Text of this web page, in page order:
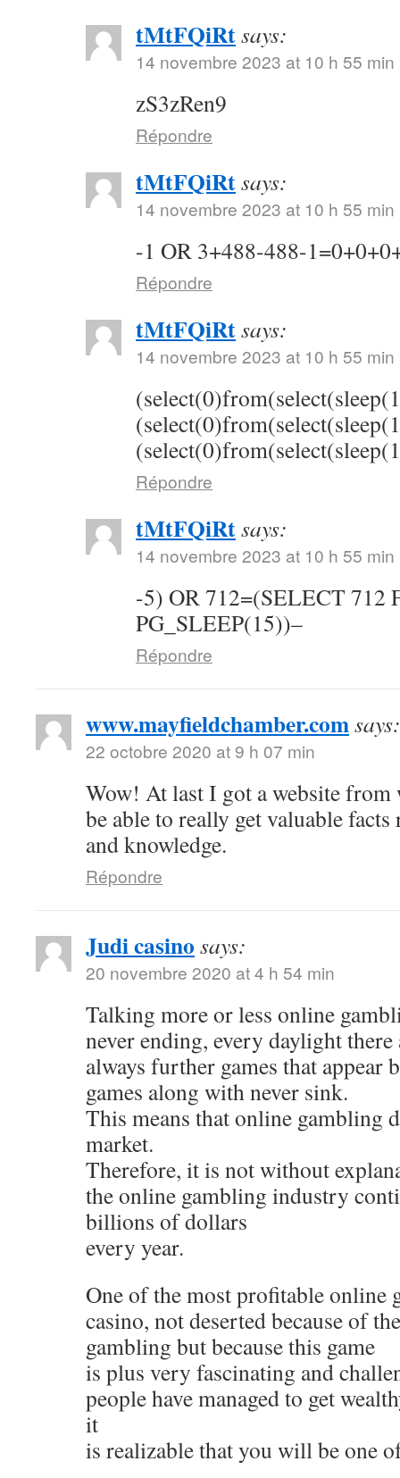
tMtFQiRtsays:
14 novembre 2023 at 10 h 55 min
zS3zRen9
Répondre
tMtFQiRtsays:
14 novembre 2023 at 10 h 55 min
-1 OR 3+488-488-
Répondre
tMtFQiRtsays:
14 novembre 2023 at 10 h 55 min
Répondre
tMtFQiRtsays:
14 novembre 2023 at 10 h 55 min
-5) OR 712=(SELECT 712
PG_SLEEP(15))–
Répondre
www.mayfieldchamber.comsays:
22 octobre 2020 at 9 h 07 min
Wow! At last I got a website from
be able to really get valuable
and knowledge.
Répondre
Judi casino says:
20 novembre 2020 at 4 h 54 min
Talking more or less online
never ending, every daylight there
always further games that appear
games along with never sink.
This means that online gambling
market.
Therefore, it is not without
the online gambling industry
billions of dollars
every year.
One of the most profitable online
casino, not deserted because of
gambling but because this game
is plus very fascinating and
people have managed to get
it
is realizable that you will be one